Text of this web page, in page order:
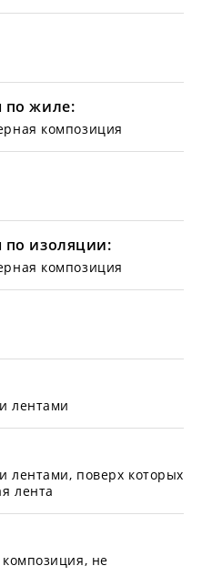
по жиле:
композиция
изоляции:
композиция
лентами
лентами, поверх которых
лента
не